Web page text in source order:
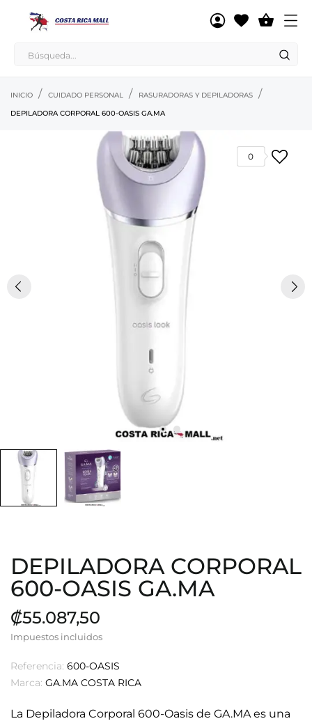

INICIO CUIDADO PERSONAL
RASURADORAS Y DEPILADORAS
DEPILADORA CORPORAL 600-OASIS GA.MA
0
DEPILADORA CORPORAL
600-OASIS GA.MA
₡55.087,50
Impuestos incluidos
Referencia: 600-OASIS
Marca: GA.MA COSTA RICA
La Depiladora Corporal 600-Oasis de GA.MA es una